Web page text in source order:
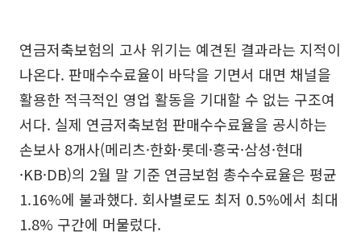
연금저축보험의 고사 위기는 예견된 결과라는 지적이
나온다. 판매수수료율이 바닥을 기면서 대면 채널을
활용한 적극적인 영업 활동을 기대할 수 없는 구조여
서다. 실제 연금저축보험 판매수수료율을 공시하는
손보사 8개사(메리츠·한화·롯데·흥국·삼성·현대
·KB·DB)의 2월 말 기준 연금보험 총수수료율은 평균
1.16%에 불과했다. 회사별로도 최저 0.5%에서 최대
1.8% 구간에 머물렀다.